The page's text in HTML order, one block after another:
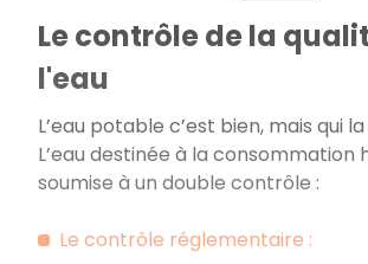
Le contrôle de la
l'eau
L’eau potable c’est bien, mais qui
L’eau destinée à la consommation
soumise à un double contrôle :
Le contrôle réglementaire :